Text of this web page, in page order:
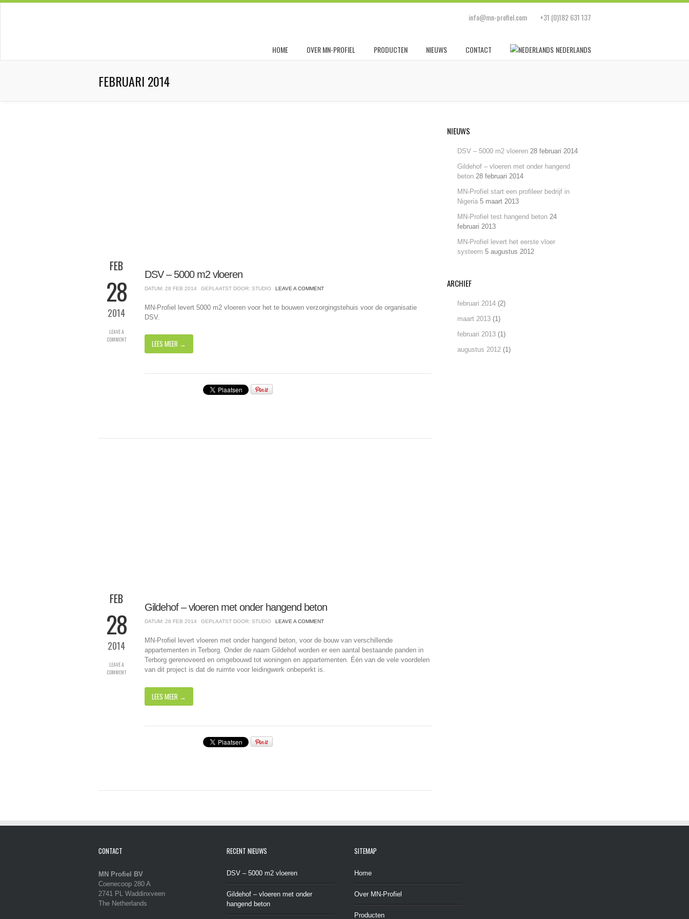
+31 (0)182 631 137
info@mn-profiel.com
HOME OVER MN-PROFIEL PRODUCTEN NIEUWS CONTACT NEDERLANDS
FEBRUARI 2014
FEB
28
2014
LEAVE A
COMMENT
DSV – 5000 m2 vloeren
DATUM: 28 FEB 2014 GEPLAATST DOOR: STUDIO LEAVE A COMMENT
MN-Profiel levert 5000 m2 vloeren voor het te bouwen verzorgingstehuis voor de organisatie
DSV.
LEES MEER →
FEB
28
2014
LEAVE A
COMMENT
Gildehof – vloeren met onder hangend beton
DATUM: 28 FEB 2014 GEPLAATST DOOR: STUDIO LEAVE A COMMENT
MN-Profiel levert vloeren met onder hangend beton, voor de bouw van verschillende
appartementen in Terborg. Onder de naam Gildehof worden er een aantal bestaande panden in
Terborg gerenoveerd en omgebouwd tot woningen en appartementen. Één van de vele voordelen
van dit project is dat de ruimte voor leidingwerk onbeperkt is.
LEES MEER →
NIEUWS
DSV – 5000 m2 vloeren 28 februari 2014
Gildehof – vloeren met onder hangend
beton 28 februari 2014
MN-Profiel start een profileer bedrijf in
Nigeria 5 maart 2013
MN-Profiel test hangend beton 24
februari 2013
MN-Profiel levert het eerste vloer
systeem 5 augustus 2012
ARCHIEF
februari 2014 (2)
maart 2013 (1)
februari 2013 (1)
augustus 2012 (1)
CONTACT
MN Profiel BV
Coenecoop 280 A
2741 PL Waddinxveen
The Netherlands
RECENT NIEUWS
DSV – 5000 m2 vloeren
Gildehof – vloeren met onder
hangend beton
SITEMAP
Home
Over MN-Profiel
Producten